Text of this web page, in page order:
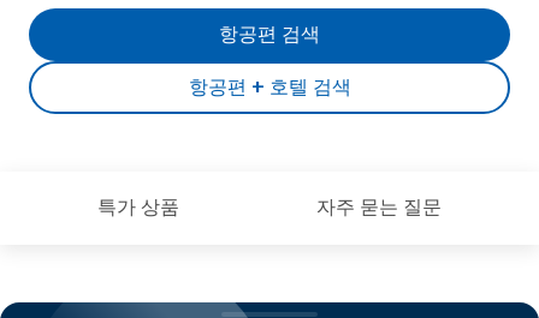
항공편 + 호텔 검색
항공편 검색
특가 상품 자주 묻는 질문